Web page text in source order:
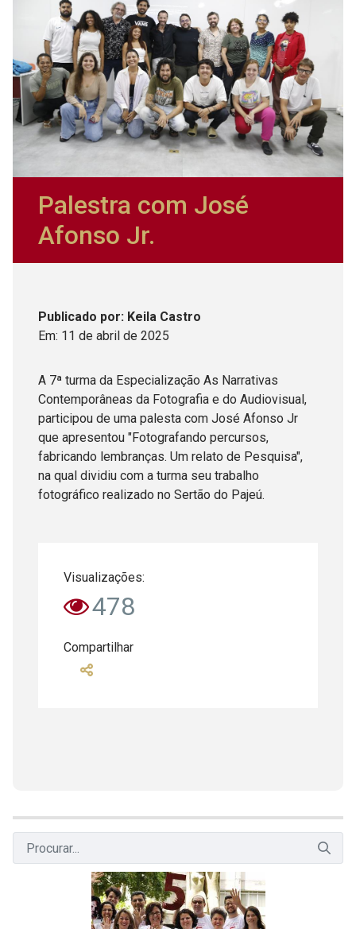
Palestra com José
Afonso Jr.
Publicado por: Keila Castro
Em: 11 de abril de 2025
A 7ª turma da Especialização As Narrativas
Contemporâneas da Fotografia e do Audiovisual,
participou de uma palesta com José Afonso Jr
que apresentou "Fotografando percursos,
fabricando lembranças. Um relato de Pesquisa",
na qual dividiu com a turma seu trabalho
fotográfico realizado no Sertão do Pajeú.
Visualizações:
478
Compartilhar